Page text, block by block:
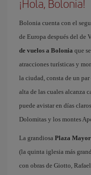
¡Hola, Bolonia!
Bolonia cuenta con el
de Europa después del de
de vuelos a Bolonia que
atracciones turísticas y
la ciudad, consta de un
alta de las cuales alcanza
puede avistar en días
Dolomitas y los montes
La grandiosa Plaza Mayor
(la quinta iglesia más
con obras de Giotto,